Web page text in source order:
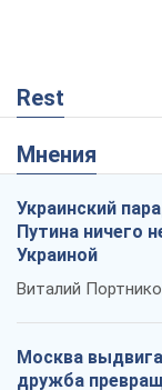
Rest
Мнения
Украинский
Путина ничего
Украиной
Виталий
Москва
дружба